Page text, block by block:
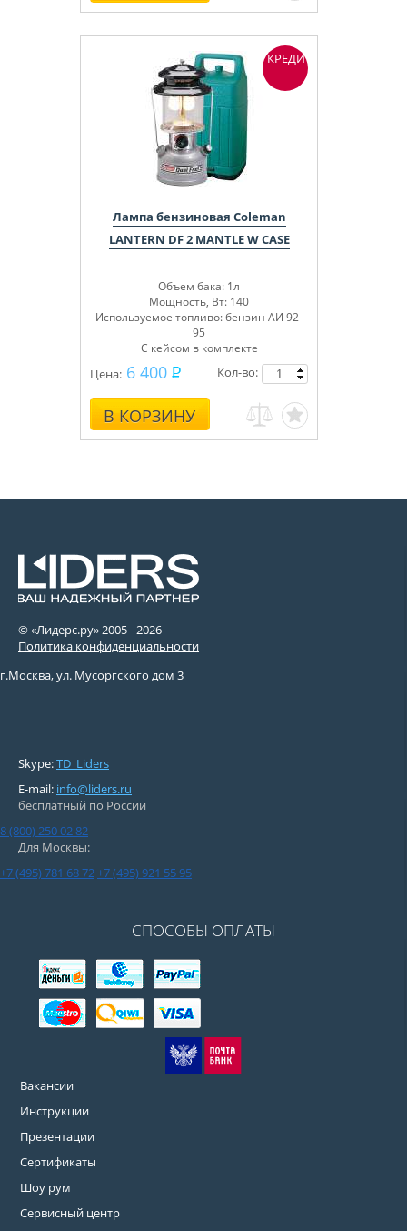
Лампа бензиновая Coleman
LANTERN DF 2 MANTLE W CASE
Объем бака: 1л
Мощность, Вт: 140
Используемое топливо: бензин АИ 92-
95
С кейсом в комплекте
Цена: 6 400
В КОРЗИНУ
Кол-во:
КРЕДИТ
© «Лидерс.ру» 2005 -2026
Политика конфиденциальности
г.Москва, ул. Мусоргского дом 3
Skype:TD_Liders
E-mail: info@liders.ru
бесплатный по России
8 (800) 250 02 82
Для Москвы:
+7 (495) 781 68 72+7 (495) 921 55 95
СПОСОБЫ ОПЛАТЫ
Вакансии
Инструкции
Презентации
Сертификаты
Шоу рум
Сервисный центр